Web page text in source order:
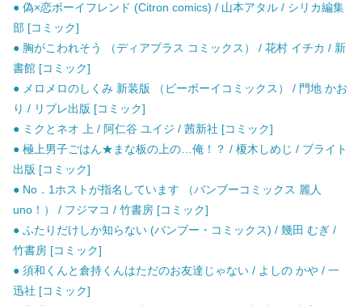
● 偽×恋ボーイフレンド (Citron comics) / 山本アタル / シリカ編集
部 [コミック]
● 胸がこわれそう （ディアプラス コミックス） / 花村 イチカ / 新
書館 [コミック]
● メロメロのしくみ 新装版 （ビーボーイコミックス） / 門地 かお
り / リブレ出版 [コミック]
● ミクとネオ 上 / 阿仁谷 ユイジ / 茜新社 [コミック]
● 極上男子ごはん★まな板の上の…俺！？ / 榎木しめじ / ブライト
出版 [コミック]
● No．1ホストが指名しています （バンブーコミックス 麗人
uno！） / フジマコ / 竹書房 [コミック]
● ふたりだけしか知らない (バンブー・コミックス) / 幾田 むぎ /
竹書房 [コミック]
● 須和くんと倉持くんはただのお友達じゃない / よしの かや / 一
迅社 [コミック]